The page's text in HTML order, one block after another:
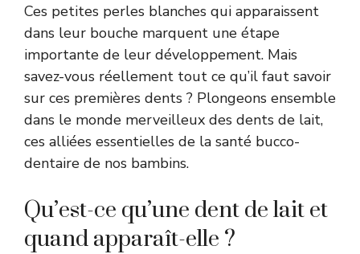
Ces petites perles blanches qui apparaissent
dans leur bouche marquent une étape
importante de leur développement. Mais
savez-vous réellement tout ce qu’il faut savoir
sur ces premières dents ? Plongeons ensemble
dans le monde merveilleux des dents de lait,
ces alliées essentielles de la santé bucco-
dentaire de nos bambins.
Qu’est-ce qu’une dent de lait et
quand apparaît-elle ?